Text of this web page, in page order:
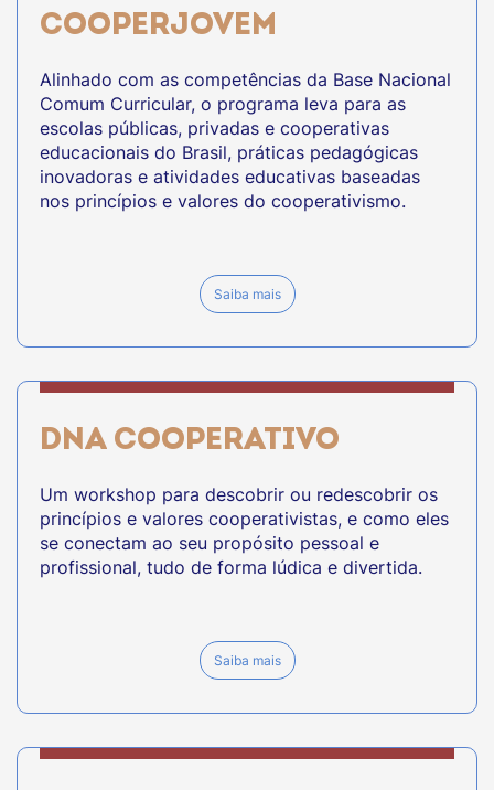
COOPERJOVEM
Alinhado com as competências da Base Nacional
Comum Curricular, o programa leva para as
escolas públicas, privadas e cooperativas
educacionais do Brasil, práticas pedagógicas
inovadoras e atividades educativas baseadas
nos princípios e valores do cooperativismo.
Saiba mais
DNA COOPERATIVO
Um workshop para descobrir ou redescobrir os
princípios e valores cooperativistas, e como eles
se conectam ao seu propósito pessoal e
profissional, tudo de forma lúdica e divertida.
Saiba mais